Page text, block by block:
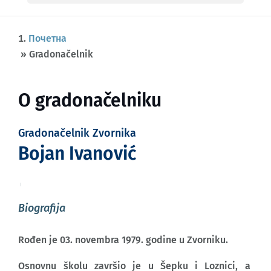
Почетна
»Gradonačelnik
O gradonačelniku
Gradonačelnik Zvornika
Bojan Ivanović
Biografija
Rođen je 03. novembra 1979. godine u Zvorniku.
Osnovnu školu završio je u Šepku i Loznici, a